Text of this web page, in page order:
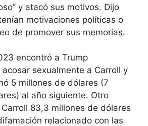
y atacó sus motivos. Dijo
motivaciones políticas o
de promover sus memorias.
encontró a Trump
sexualmente a Carroll y
5 millones de dólares (7
al año siguiente. Otro
83,3 millones de dólares
relacionado con las